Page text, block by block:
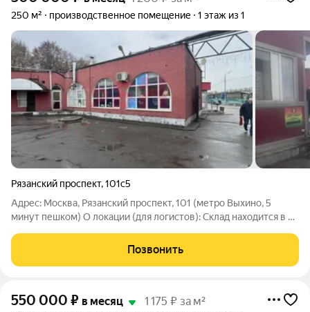
250 м² производственное помещение 1 этаж из 1
Рязанский проспект,101с5
Адрес: Москва, Рязанский проспект, 101 (метро Выхино, 5
минут пешком) О локации (для логистов): Склад находится в 5
Удобный выезд на Рязанский проспект и МКАД. Заезжают 5-
тонные фуры без проблем.
Позвонить
550 000 ₽ в месяц 1 175 ₽ за м²